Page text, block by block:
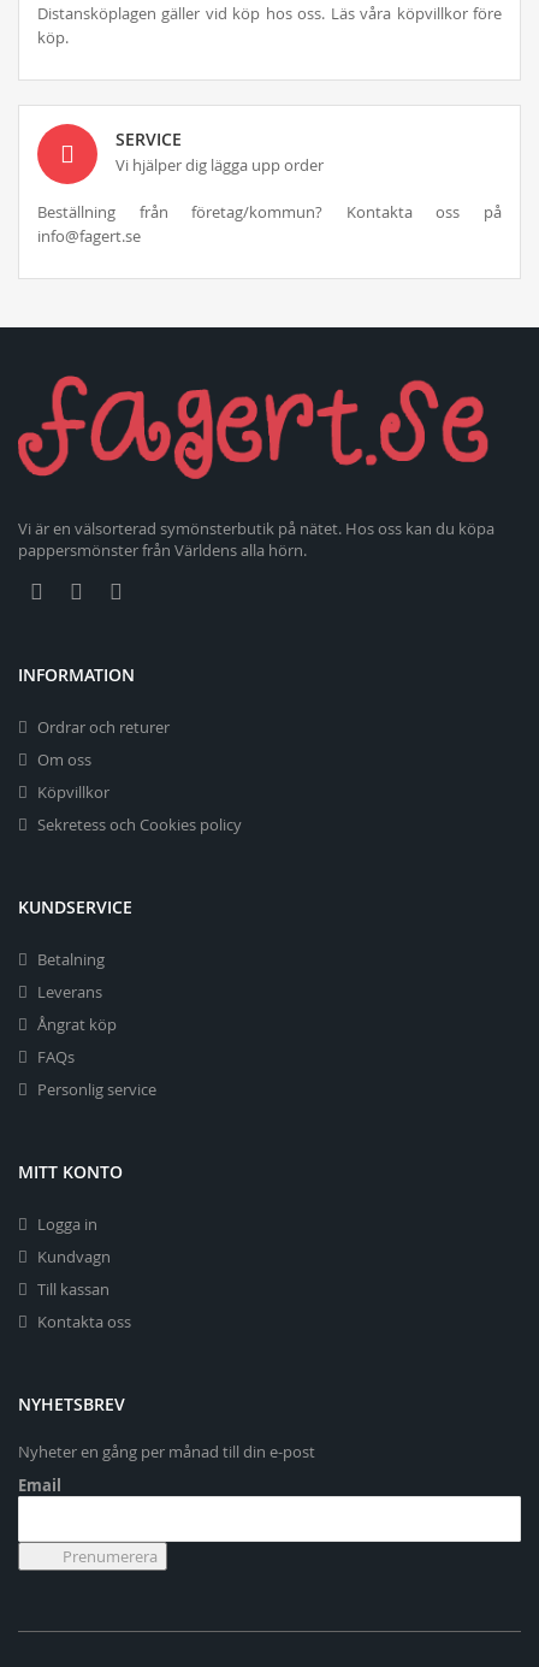
Distansköplagen gäller vid köp hos oss. Läs våra köpvillkor före
köp.
SERVICE
Vi hjälper dig lägga upp order
Beställning från företag/kommun? Kontakta oss på
info@fagert.se
Vi är en välsorterad symönsterbutik på nätet. Hos oss kan du köpa
pappersmönster från Världens alla hörn.
INFORMATION
Ordrar och returer
Om oss
Köpvillkor
Sekretess och Cookies policy
KUNDSERVICE
Betalning
Leverans
Ångrat köp
FAQs
Personlig service
MITT KONTO
Logga in
Kundvagn
Till kassan
Kontakta oss
NYHETSBREV
Nyheter en gång per månad till din e-post
Email